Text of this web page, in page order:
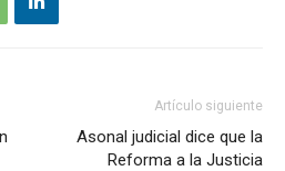
Artículo siguiente
Asonal judicial dice que la
Reforma a la Justicia